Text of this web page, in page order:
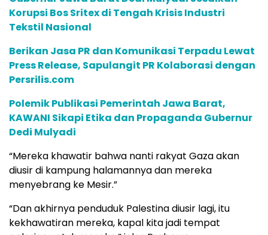
Korupsi Bos Sritex di Tengah Krisis Industri
Tekstil Nasional
Berikan Jasa PR dan Komunikasi Terpadu Lewat
Press Release, Sapulangit PR Kolaborasi dengan
Persrilis.com
Polemik Publikasi Pemerintah Jawa Barat,
KAWANI Sikapi Etika dan Propaganda Gubernur
Dedi Mulyadi
“Mereka khawatir bahwa nanti rakyat Gaza akan
diusir di kampung halamannya dan mereka
menyebrang ke Mesir.”
“Dan akhirnya penduduk Palestina diusir lagi, itu
kekhawatiran mereka, kapal kita jadi tempat